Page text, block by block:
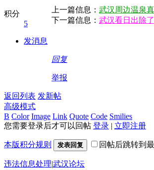
积分
5
发消息
上一篇信息： 武汉周边温泉
下一篇信息： 武汉看日出除
回复
举报
返回列表 发新帖
高级模式
B Color Image Link Quote Code Smilies
您需要登录后才可以回帖 登录 | 立即注册
本版积分规则 发表回复 回帖后跳转到
违法信息处理|武汉论坛